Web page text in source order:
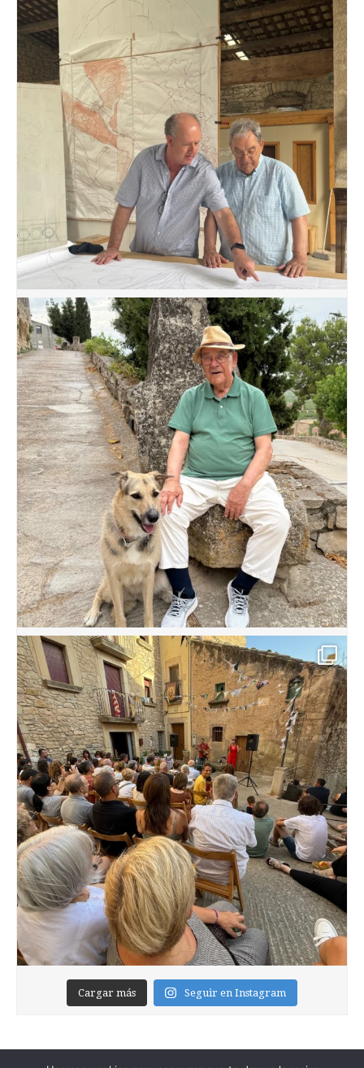
Cargar más Seguir en Instagram